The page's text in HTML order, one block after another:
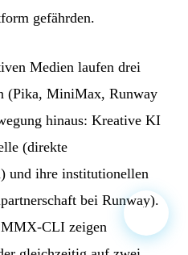
gefährden.
Medien laufen drei
(Pika, MiniMax, Runway
hinaus: Kreative KI
(direkte
und ihre institutionellen
bei Runway).
CLI zeigen